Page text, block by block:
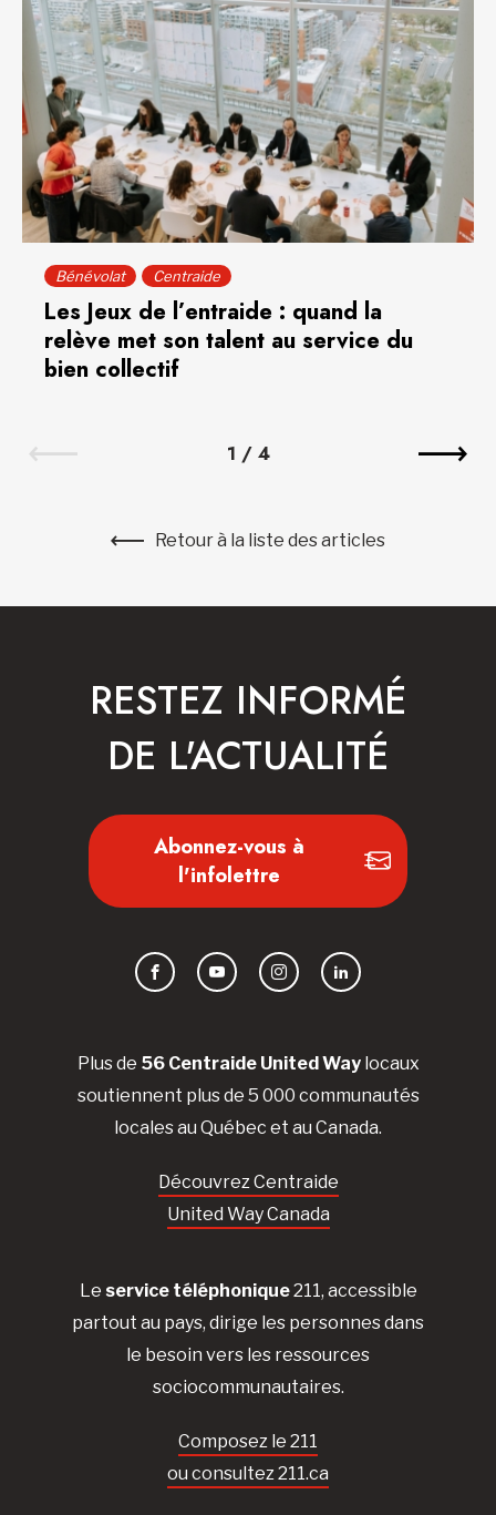
Bénévolat Centraide
Les Jeux de l’entraide : quand la
relève met son talent au service du
bien collectif
1 / 4
Retour à la liste des articles
Plus de 56 Centraide United Waylocaux
soutiennent plus de 5 000 communautés
locales au Québec et au Canada.
Découvrez Centraide
United Way Canada
Le service téléphonique211, accessible
partout au pays, dirige les personnes dans
le besoin vers les ressources
sociocommunautaires.
Composez le 211
ou consultez 211.ca
RESTEZ INFORMÉ
DE L'ACTUALITÉ
Abonnez-vous à
l'infolettre
FacebookYouTubeInstagramLinkedIn